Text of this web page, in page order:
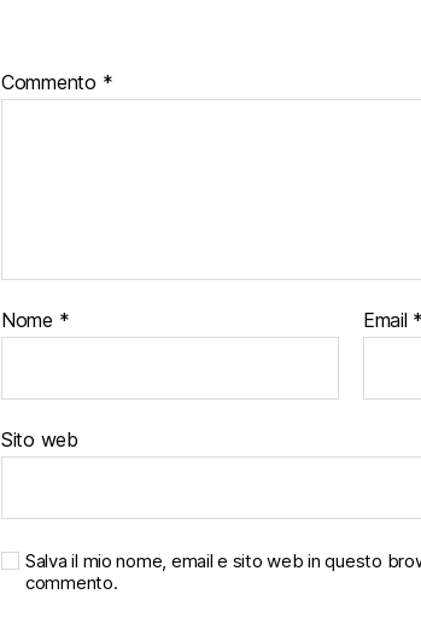
Commento *
Nome * Email *
Sito web
Salva il mio nome, email e sito web in questo
commento.